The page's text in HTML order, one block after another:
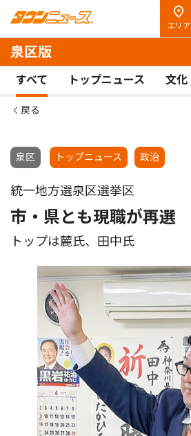
エリア
泉区版
すべて トップニュース 文化
戻る
泉区 トップニュース 政治
統一地方選泉区選挙区
市・県とも現職が再選
トップは麓氏、田中氏